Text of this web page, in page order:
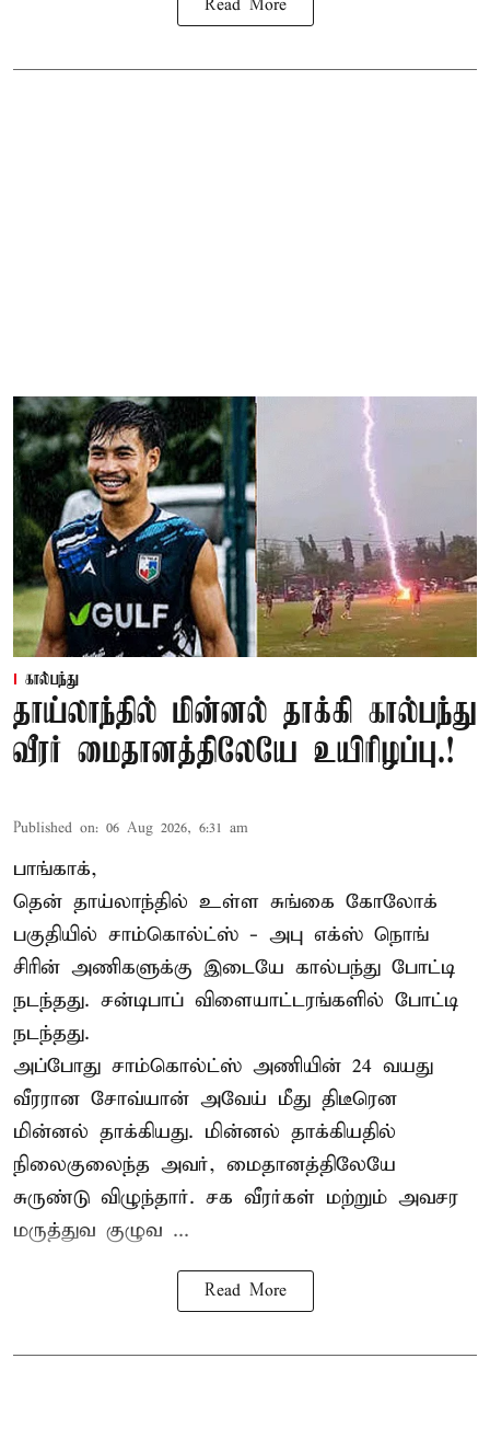
Read More
கால்பந்து
தாய்லாந்தில் மின்னல் தாக்கி கால்பந்து
வீரர் மைதானத்திலேயே உயிரிழப்பு.!
Published on: 06 Aug 2026, 6:31 am
பாங்காக்,
தென் தாய்லாந்தில் உள்ள சுங்கை கோலோக்
பகுதியில் சாம்கொல்ட்ஸ் - அபு எக்ஸ் நொங்
சிரின் அணிகளுக்கு இடையே கால்பந்து போட்டி
நடந்தது. சன்டிபாப் விளையாட்டரங்களில் போட்டி
நடந்தது.
அப்போது சாம்கொல்ட்ஸ் அணியின் 24 வயது
வீரரான சோவ்யான் அவேய் மீது திடீரென
மின்னல் தாக்கியது. மின்னல் தாக்கியதில்
நிலைகுலைந்த அவர், மைதானத்திலேயே
சுருண்டு விழுந்தார். சக வீரர்கள் மற்றும் அவசர
மருத்துவ குழுவ ...
Read More